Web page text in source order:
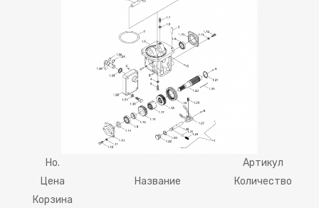
Ho.
Артикул
Цена
Название
Количество
Корзина